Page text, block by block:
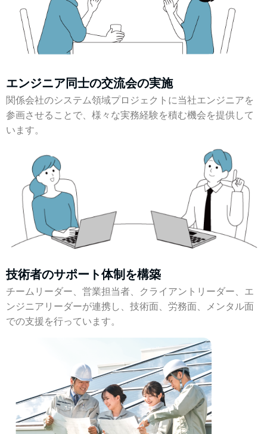
エンジニア同士の交流会の実施
関係会社のシステム領域プロジェクトに当社エンジニアを
参画させることで、様々な実務経験を積む機会を提供して
います。
技術者のサポート体制を構築
チームリーダー、営業担当者、クライアントリーダー、エ
ンジニアリーダーが連携し、技術面、労務面、メンタル面
での支援を行っています。